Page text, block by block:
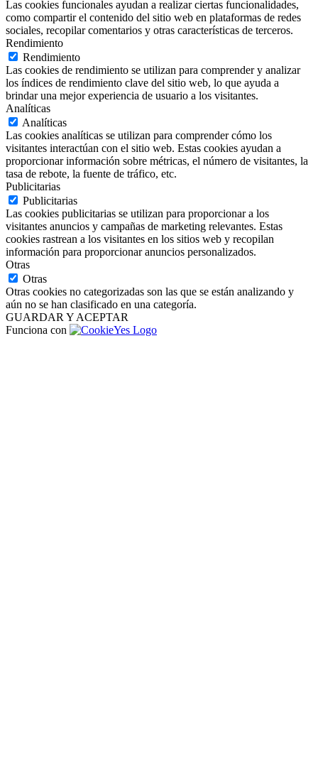
Las cookies funcionales ayudan a realizar ciertas funcionalidades,
como compartir el contenido del sitio web en plataformas de redes
sociales, recopilar comentarios y otras características de terceros.
Rendimiento
Rendimiento
Las cookies de rendimiento se utilizan para comprender y analizar
los índices de rendimiento clave del sitio web, lo que ayuda a
brindar una mejor experiencia de usuario a los visitantes.
Analíticas
Analíticas
Las cookies analíticas se utilizan para comprender cómo los
visitantes interactúan con el sitio web. Estas cookies ayudan a
proporcionar información sobre métricas, el número de visitantes, la
tasa de rebote, la fuente de tráfico, etc.
Publicitarias
Publicitarias
Las cookies publicitarias se utilizan para proporcionar a los
visitantes anuncios y campañas de marketing relevantes. Estas
cookies rastrean a los visitantes en los sitios web y recopilan
información para proporcionar anuncios personalizados.
Otras
Otras
Otras cookies no categorizadas son las que se están analizando y
aún no se han clasificado en una categoría.
GUARDAR Y ACEPTAR
Funciona con